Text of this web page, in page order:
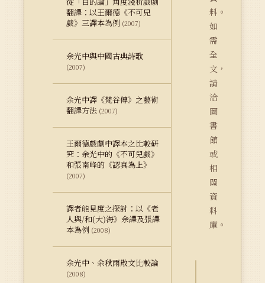
翻譯：以王爾德《不可兒
戲》三譯本為例 (2007)
余光中與中國古典詩歌
(2007)
余光中譯《梵谷傳》之藝術
翻譯方法 (2007)
王爾德戲劇中譯本之比較研
究：余光中的《不可兒戲》
和張南峰的《認真為上》
(2007)
譯者能見度之探討：以《老
人與/和(大)海》余譯及張譯
本為例 (2008)
余光中、余秋雨散文比較論
(2008)
料。
如
需
全
文，
請
洽
圖
書
館
或
相
關
資
料
庫。